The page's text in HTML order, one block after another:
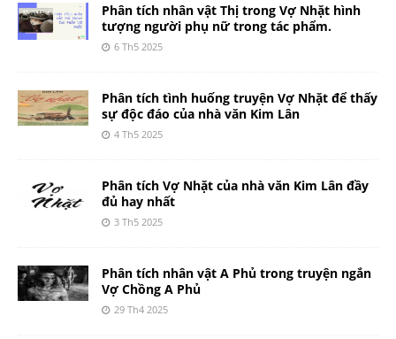
Phân tích nhân vật Thị trong Vợ Nhặt hình
tượng người phụ nữ trong tác phẩm.
6 Th5 2025
Phân tích tình huống truyện Vợ Nhặt để thấy
sự độc đáo của nhà văn Kim Lân
4 Th5 2025
Phân tích Vợ Nhặt của nhà văn Kim Lân đầy
đủ hay nhất
3 Th5 2025
Phân tích nhân vật A Phủ trong truyện ngắn
Vợ Chồng A Phủ
29 Th4 2025